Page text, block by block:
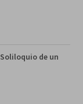
Soliloquio de un